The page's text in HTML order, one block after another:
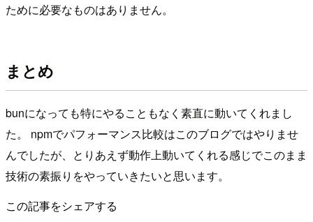
ために必要なものはありません。
まとめ
bunになっても特にやることもなく素直に動いてくれまし
た。 npmでパフォーマンス比較はこのブログではやりませ
んでしたが、とりあえず動作上動いてくれる感じでこのまま
技術の素振りをやっていきたいと思います。
この記事をシェアする